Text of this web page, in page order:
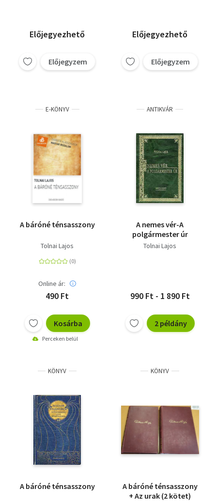
Előjegyezhető
Előjegyzem
Előjegyezhető
Előjegyzem
E-KÖNYV
A báróné ténsasszony
Tolnai Lajos
Online ár:
490 Ft
Kosárba
Perceken belül
ANTIKVÁR
A nemes vér-A
polgármester úr
Tolnai Lajos
990 Ft - 1 890 Ft
2 példány
KÖNYV
A báróné ténsasszony
KÖNYV
A báróné ténsasszony
+ Az urak (2 kötet)